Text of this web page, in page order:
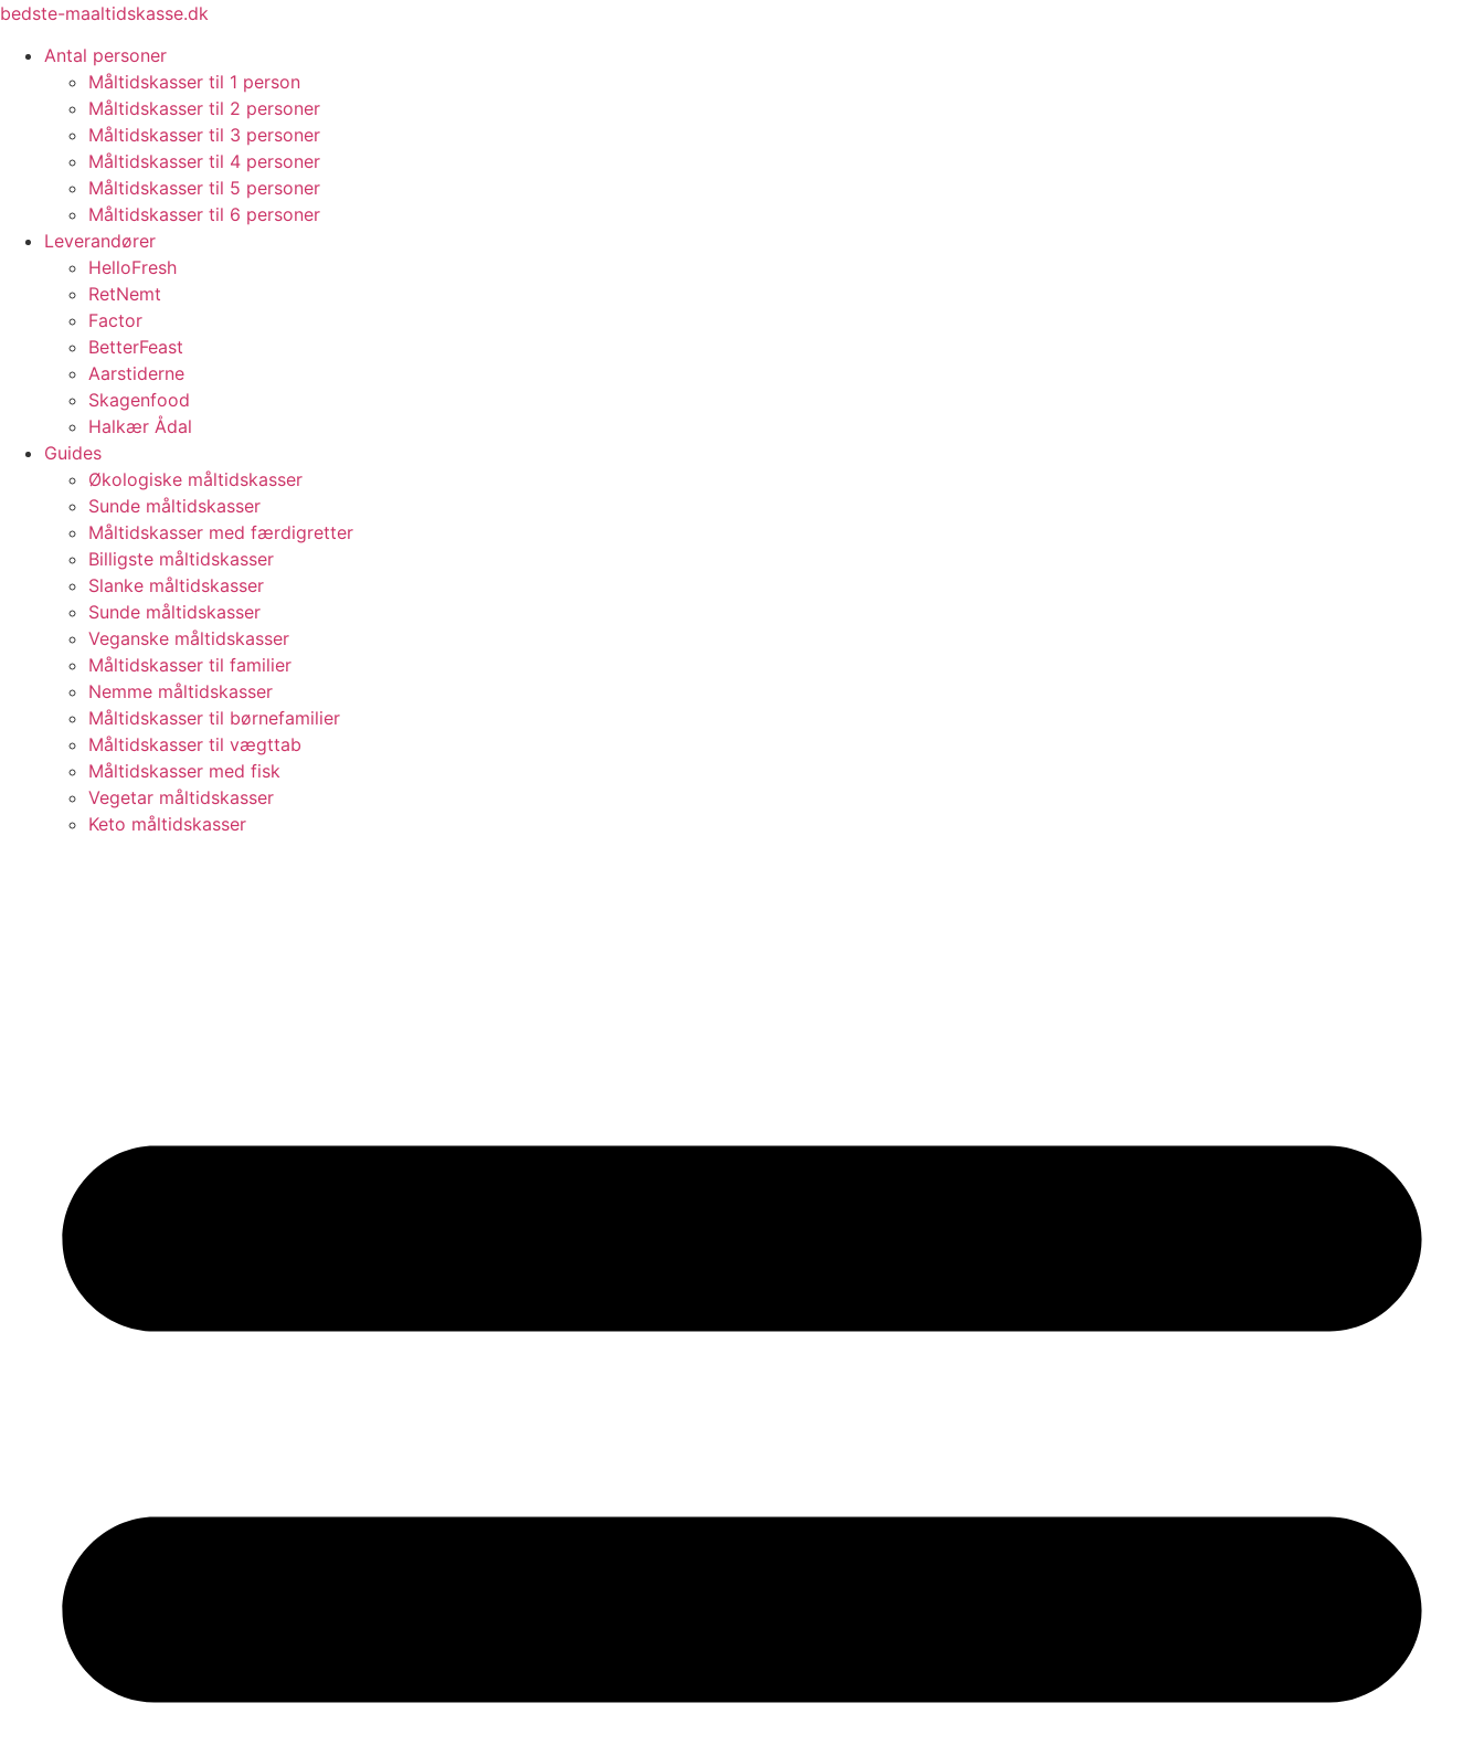
Videre
indhold
bedste-maaltidskasse.dk
Antal personer
Måltidskasser til 1 person
Måltidskasser til 2 personer
Måltidskasser til 3 personer
Måltidskasser til 4 personer
Måltidskasser til 5 personer
Måltidskasser til 6 personer
Leverandører
HelloFresh
RetNemt
Factor
BetterFeast
Aarstiderne
Skagenfood
Halkær Ådal
Guides
Økologiske måltidskasser
Sunde måltidskasser
Måltidskasser med færdigretter
Billigste måltidskasser
Slanke måltidskasser
Sunde måltidskasser
Veganske måltidskasser
Måltidskasser til familier
Nemme måltidskasser
Måltidskasser til børnefamilier
Måltidskasser til vægttab
Måltidskasser med fisk
Vegetar måltidskasser
Keto måltidskasser